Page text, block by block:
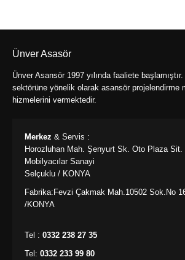
Ünver Asasör
Ünver Asansör 1997 yılında faaliete
sektörüne yönelik olarak asansör projelendirme
hizmelerini vermektedir.
Merkez & Servis :
Horozluhan Mah. Şenyurt Sk. Oto Plaza Sit.
Mobilyacılar Sanayi
Selçuklu / KONYA
Fabrika:Fevzi Çakmak Mah.10502 Sok.No
/KONYA
Tel : 0332 238 27 35
Tel: 0332 233 99 80